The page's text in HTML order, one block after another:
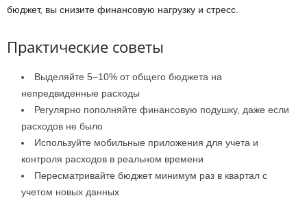
бюджет, вы снизите финансовую нагрузку и стресс.
Практические советы
Выделяйте 5–10% от общего бюджета на
непредвиденные расходы
Регулярно пополняйте финансовую подушку, даже если
расходов не было
Используйте мобильные приложения для учета и
контроля расходов в реальном времени
Пересматривайте бюджет минимум раз в квартал с
учетом новых данных